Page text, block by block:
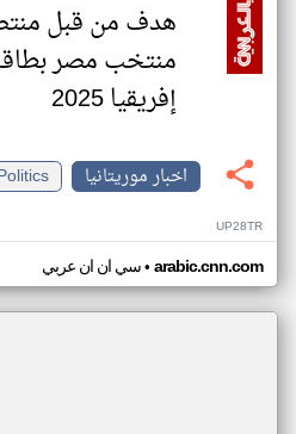
هدف من قبل
منتخب مصر
إفريقيا 2025
اخبار موريتانيا
UP28TR
سي ان ان عربي• arabic.cnn.com